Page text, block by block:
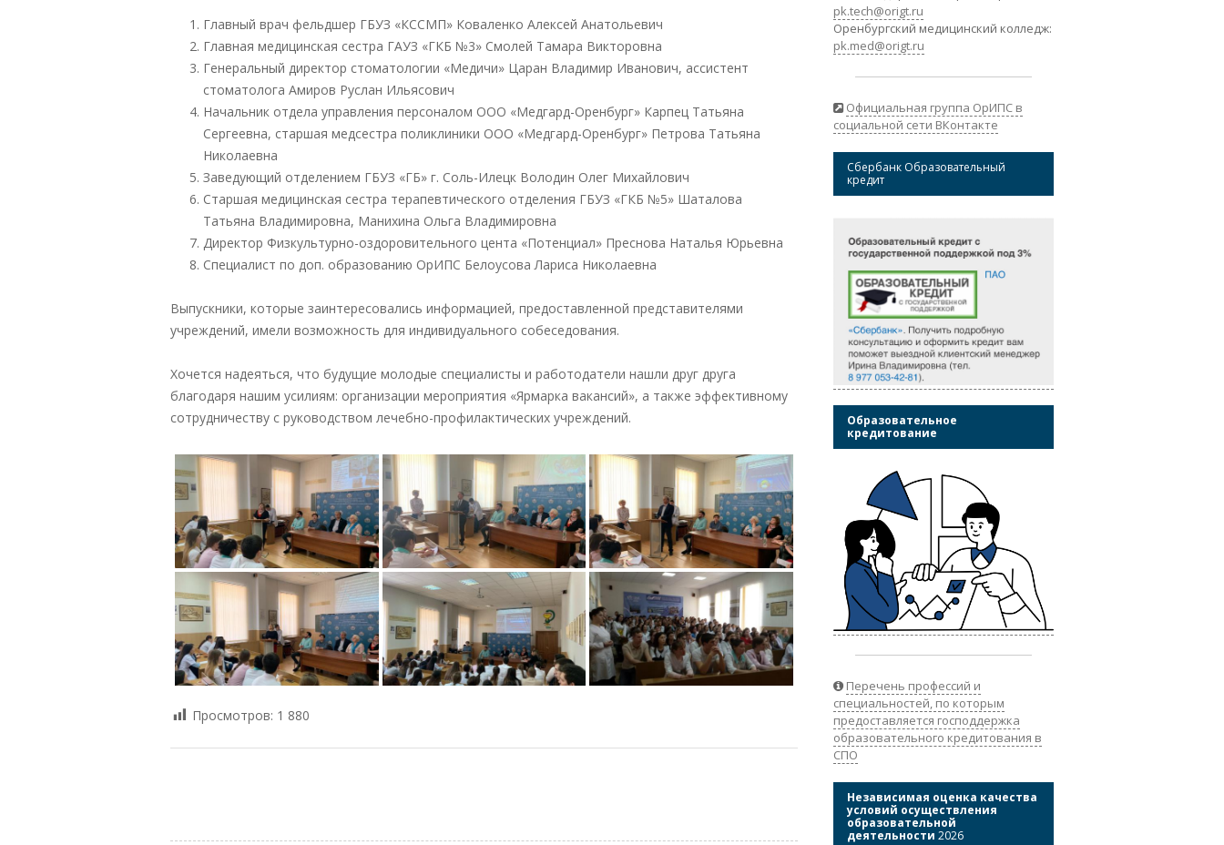
Главный врач фельдшер ГБУЗ «КССМП» Коваленко Алексей Анатольевич
Главная медицинская сестра ГАУЗ «ГКБ №3» Смолей Тамара Викторовна
Генеральный директор стоматологии «Медичи» Царан Владимир Иванович, ассистент
стоматолога Амиров Руслан Ильясович
Начальник отдела управления персоналом ООО «Медгард-Оренбург» Карпец Татьяна
Сергеевна, старшая медсестра поликлиники ООО «Медгард-Оренбург» Петрова Татьяна
Николаевна
Заведующий отделением ГБУЗ «ГБ» г. Соль-Илецк Володин Олег Михайлович
Старшая медицинская сестра терапевтического отделения ГБУЗ «ГКБ №5» Шаталова
Татьяна Владимировна, Манихина Ольга Владимировна
Директор Физкультурно-оздоровительного цента «Потенциал» Преснова Наталья Юрьевна
Специалист по доп. образованию ОрИПС Белоусова Лариса Николаевна
Выпускники, которые заинтересовались информацией, предоставленной представителями
учреждений, имели возможность для индивидуального собеседования.
Хочется надеяться, что будущие молодые специалисты и работодатели нашли друг друга
благодаря нашим усилиям: организации мероприятия «Ярмарка вакансий», а также эффективному
сотрудничеству с руководством лечебно-профилактических учреждений.
Просмотров: 1 880
pk.tech@origt.ru
Оренбургский медицинский колледж:
pk.med@origt.ru
Официальная группа ОрИПС в
социальной сети ВКонтакте
Сбербанк Образовательный
кредит
Образовательное
кредитование
Перечень профессий и
специальностей, по которым
предоставляется господдержка
образовательного кредитования в
СПО
Независимая оценка качества
условий осуществления
образовательной
деятельности 2026